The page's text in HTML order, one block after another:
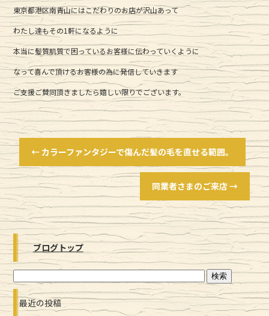
東京都港区南青山にはこだわりのお店が沢山あって
わたし達もその1軒になるように
本当に髪質肌質で困っているお客様に伝わっていくように
なって喜んで頂けるお客様の為に発信していきます
ご支援ご賛同頂きましたら嬉しい限りでございます。
← カラーファンタジーで傷んだ髪の毛を直せる範囲。
同業者さまのご来店→
ブログトップ
最近の投稿